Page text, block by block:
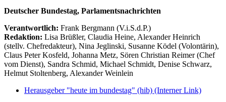
Deutscher Bundestag, Parlamentsnachrichten
Verantwortlich: Frank Bergmann (V.i.S.d.P.)
Redaktion: Lisa Brüßler, Claudia Heine, Alexander Heinrich
(stellv. Chefredakteur), Nina Jeglinski, Susanne Ködel (Volontärin),
Claus Peter Kosfeld, Johanna Metz, Sören Christian Reimer (Chef
vom Dienst), Sandra Schmid, Michael Schmidt, Denise Schwarz,
Helmut Stoltenberg, Alexander Weinlein
Herausgeber "heute im bundestag" (hib) (Interner Link)